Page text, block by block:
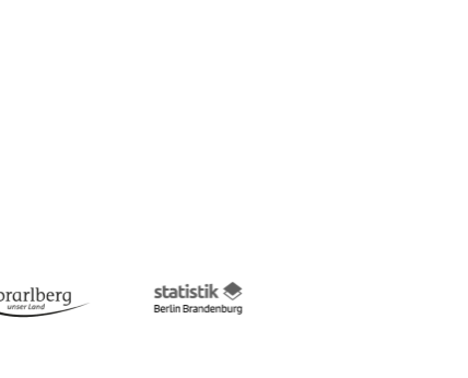
コメントや提案を共有して